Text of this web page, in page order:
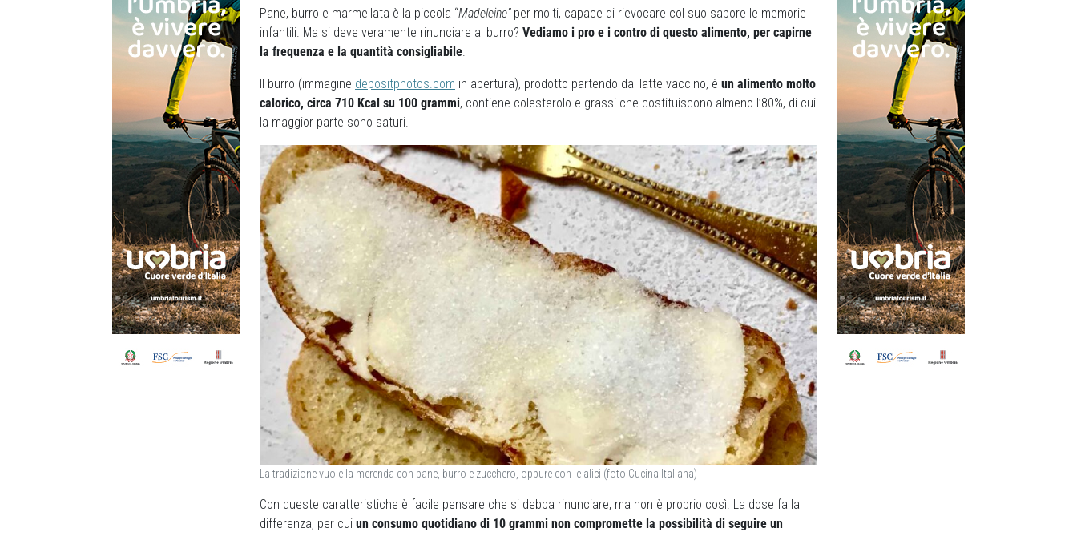
Pane, burro e marmellata è la piccola “Madeleine” per molti, capace di rievocare col suo sapore le memorie
infantili. Ma si deve veramente rinunciare al burro? Vediamo i pro e i contro di questo alimento, per capirne
la frequenza e la quantità consigliabile.
Il burro (immagine depositphotos.com in apertura), prodotto partendo dal latte vaccino, è un alimento molto
calorico, circa 710 Kcal su 100 grammi, contiene colesterolo e grassi che costituiscono almeno l’80%, di cui
la maggior parte sono saturi.
La tradizione vuole la merenda con pane, burro e zucchero, oppure con le alici (foto Cucina Italiana)
Con queste caratteristiche è facile pensare che si debba rinunciare, ma non è proprio così. La dose fa la
differenza, per cui un consumo quotidiano di 10 grammi non compromette la possibilità di seguire un